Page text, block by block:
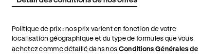
Politique de prix : nos prix varient en fonction de votre
localisation géographique et du type de formules que vous
achetez comme détaillé dans nosConditions Générales de